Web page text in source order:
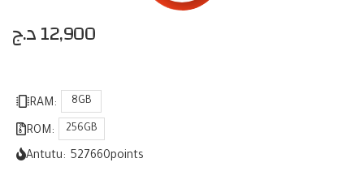
12,900د.ج
RAM: 8GB
ROM: 256GB
Antutu: 527660points